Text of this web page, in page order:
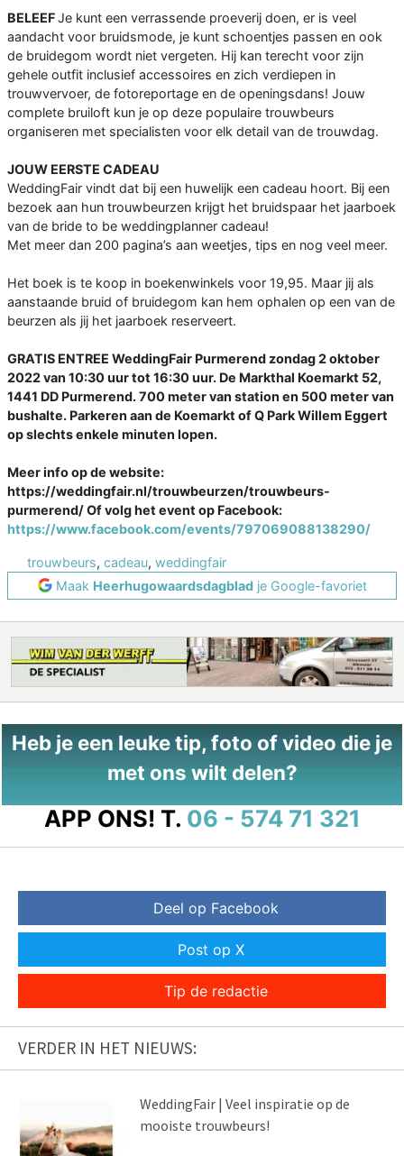
BELEEFJe kunt een verrassende proeverij doen, er is veel
aandacht voor bruidsmode, je kunt schoentjes passen en ook
de bruidegom wordt niet vergeten. Hij kan terecht voor zijn
gehele outfit inclusief accessoires en zich verdiepen in
trouwvervoer, de fotoreportage en de openingsdans! Jouw
complete bruiloft kun je op deze populaire trouwbeurs
organiseren met specialisten voor elk detail van de trouwdag.
JOUW EERSTE CADEAU
WeddingFair vindt dat bij een huwelijk een cadeau hoort. Bij een
bezoek aan hun trouwbeurzen krijgt het bruidspaar het jaarboek
van de bride to be weddingplanner cadeau!
Met meer dan 200 pagina’s aan weetjes, tips en nog veel meer.
Het boek is te koop in boekenwinkels voor 19,95. Maar jij als
aanstaande bruid of bruidegom kan hem ophalen op een van de
beurzen als jij het jaarboek reserveert.
GRATIS ENTREE WeddingFair Purmerend zondag 2 oktober
2022 van 10:30 uur tot 16:30 uur. De Markthal Koemarkt 52,
1441 DD Purmerend. 700 meter van station en 500 meter van
bushalte. Parkeren aan de Koemarkt of Q Park Willem Eggert
op slechts enkele minuten lopen.
Meer info op de website:
https://weddingfair.nl/trouwbeurzen/trouwbeurs-
purmerend/ Of volg het event op Facebook:
https://www.facebook.com/events/797069088138290/
trouwbeurs, cadeau, weddingfair
Maak Heerhugowaardsdagbladje Google-favoriet
Heb je een leuke tip, foto of video die je
met ons wilt delen?
APP ONS! T. 06 - 574 71 321
Deel op Facebook
Post op X
Tip de redactie
VERDER IN HET NIEUWS:
WeddingFair | Veel inspiratie op de
mooiste trouwbeurs!